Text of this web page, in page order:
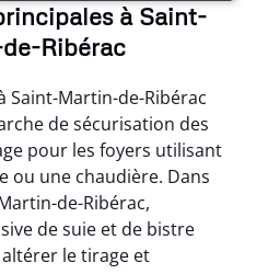
à Saint-
Ribérac
Saint-Martin-de-Ribérac
de sécurisation des
pour les foyers utilisant
ou une chaudière. Dans
de-Ribérac,
de suie et de bistre
le tirage et